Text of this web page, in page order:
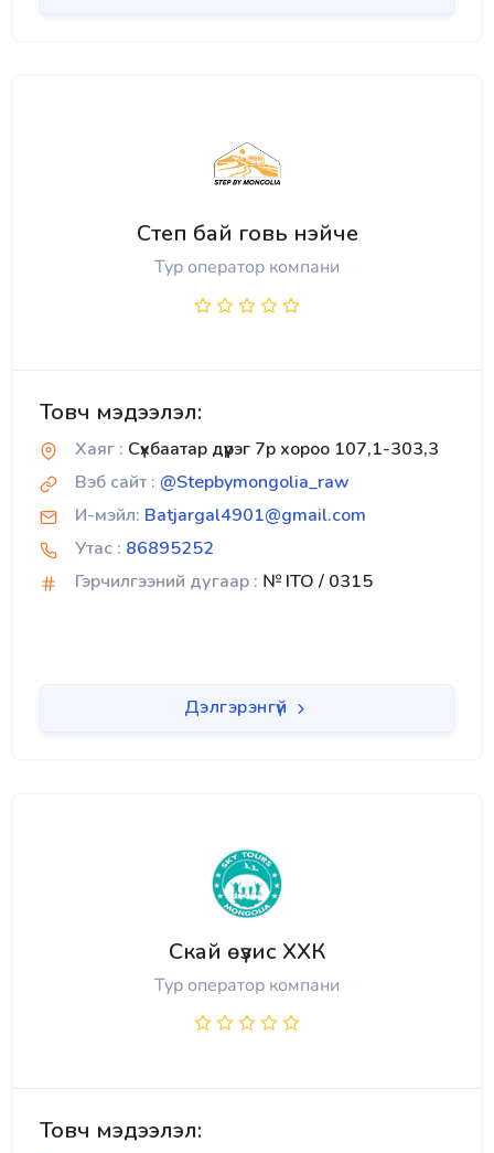
Степ бай говь нэйче
Тур оператор компани
Товч мэдээлэл:
Хаяг : Сүхбаатар дүүрэг 7р хороо 107,1-303,3
Вэб сайт : @Stepbymongolia_raw
И-мэйл: Batjargal4901@gmail.com
Утас : 86895252
Гэрчилгээний дугаар : № ITO / 0315
Дэлгэрэнгүй
Скай өүзис ХХК
Тур оператор компани
Товч мэдээлэл: